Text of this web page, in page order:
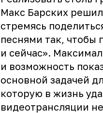
Макс Барских
стремясь
песнями так, чтобы
и сейчас».
и возможность
основной задачей
которую в жизнь
видеотрансляции